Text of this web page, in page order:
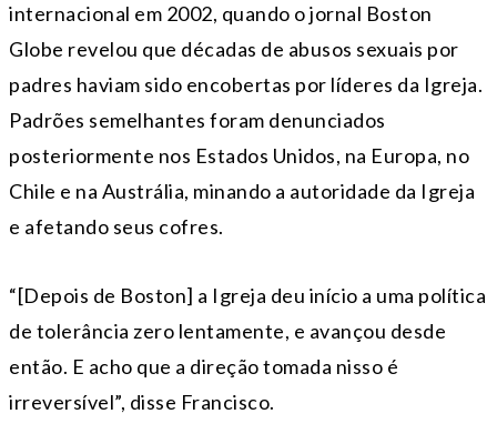
internacional em 2002, quando o jornal Boston
Globe revelou que décadas de abusos sexuais por
padres haviam sido encobertas por líderes da Igreja.
Padrões semelhantes foram denunciados
posteriormente nos Estados Unidos, na Europa, no
Chile e na Austrália, minando a autoridade da Igreja
e afetando seus cofres.
“[Depois de Boston] a Igreja deu início a uma política
de tolerância zero lentamente, e avançou desde
então. E acho que a direção tomada nisso é
irreversível”, disse Francisco.